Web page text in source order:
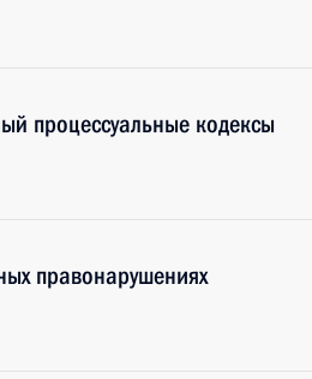
процессуальные кодексы
правонарушениях